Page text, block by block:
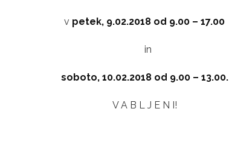
v petek, 9.02.2018 od 9.00 – 17.00
in
soboto, 10.02.2018 od 9.00 – 13.00.
V A B L J E N I!